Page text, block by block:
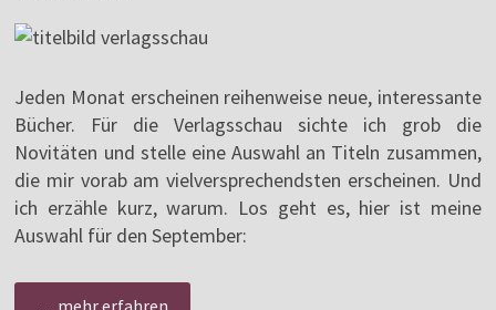
Jeden Monat erscheinen reihenweise neue, interessante
Bücher. Für die Verlagsschau sichte ich grob die
Novitäten und stelle eine Auswahl an Titeln zusammen,
die mir vorab am vielversprechendsten erscheinen. Und
ich erzähle kurz, warum. Los geht es, hier ist meine
Auswahl für den September: